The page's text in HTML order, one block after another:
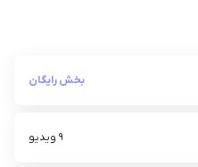
بخش رایگان
9 ویدیو